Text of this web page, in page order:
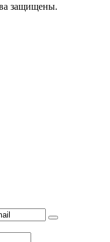
защищены.